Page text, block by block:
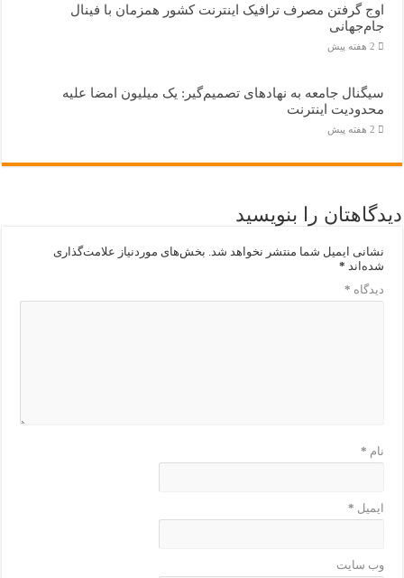
اوج گرفتن مصرف ترافیک اینترنت کشور همزمان با فینال
جام‌جهانی
2 هفته پیش
سیگنال جامعه به نهادهای تصمیم‌گیر: یک میلیون امضا علیه
محدودیت اینترنت
2 هفته پیش
دیدگاهتان را بنویسید
نشانی ایمیل شما منتشر نخواهد شد. بخش‌های موردنیاز علامت‌گذاری
شده‌اند *
دیدگاه *
نام *
ایمیل *
وب‌ سایت